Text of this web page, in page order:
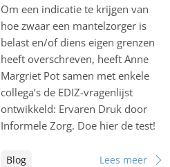
Om een indicatie te krijgen van
hoe zwaar een mantelzorger is
belast en/of diens eigen grenzen
heeft overschreven, heeft Anne
Margriet Pot samen met enkele
collega’s de EDIZ-vragenlijst
ontwikkeld: Ervaren Druk door
Informele Zorg. Doe hier de test!
Blog Lees meer